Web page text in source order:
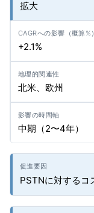
拡大
+2.1%
北米、欧州
中期（2〜4年）
PSTNに対するコ